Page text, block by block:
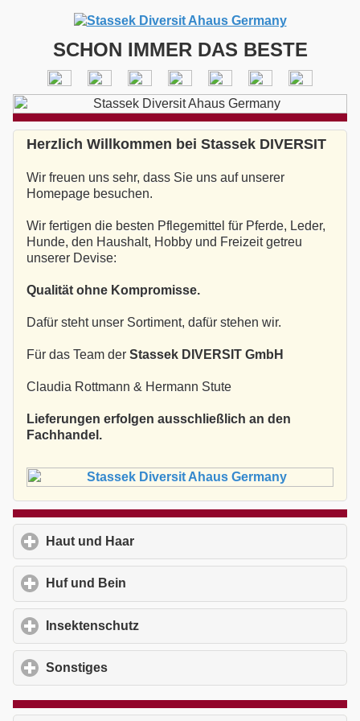
SCHON IMMER DAS BESTE
Herzlich Willkommen bei Stassek DIVERSIT
Wir freuen uns sehr, dass Sie uns auf unserer
Homepage besuchen.
Wir fertigen die besten Pflegemittel für Pferde, Leder,
Hunde, den Haushalt, Hobby und Freizeit getreu
unserer Devise:
Qualität ohne Kompromisse.
Dafür steht unser Sortiment, dafür stehen wir.
Für das Team der Stassek DIVERSIT GmbH
Claudia Rottmann & Hermann Stute
Lieferungen erfolgen ausschließlich an den
Fachhandel.
Haut und Haar
Huf und Bein
Insektenschutz
Sonstiges